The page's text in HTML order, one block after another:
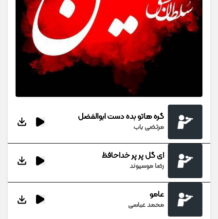
گره هاتو بده دست ابوالفضل
مرتضی باب
ای گل پر پر خداحافظ
رضا موسیوند
عامو
محمد عباسی